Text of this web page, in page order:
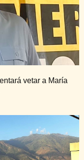
vetar a María